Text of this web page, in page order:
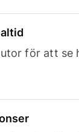
för att se